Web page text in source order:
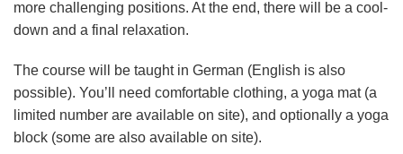
more challenging positions. At the end, there will be a cool-
down and a final relaxation.
The course will be taught in German (English is also
possible). You’ll need comfortable clothing, a yoga mat (a
limited number are available on site), and optionally a yoga
block (some are also available on site).